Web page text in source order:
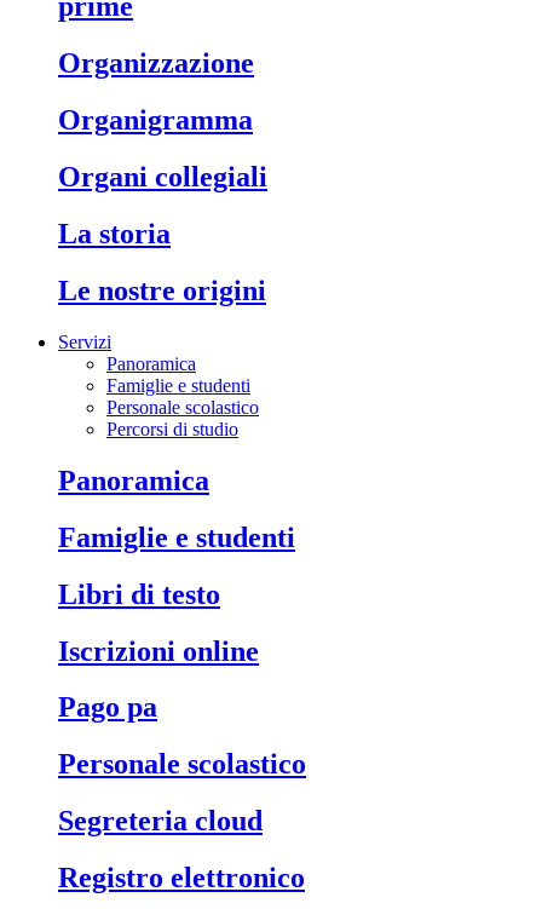
prime
organizzazione
organigramma
organi collegiali
la storia
le nostre origini
Servizi
Panoramica
Famiglie e studenti
Personale scolastico
Percorsi di studio
panoramica
famiglie e studenti
libri di testo
iscrizioni online
pago pa
personale scolastico
segreteria cloud
registro elettronico